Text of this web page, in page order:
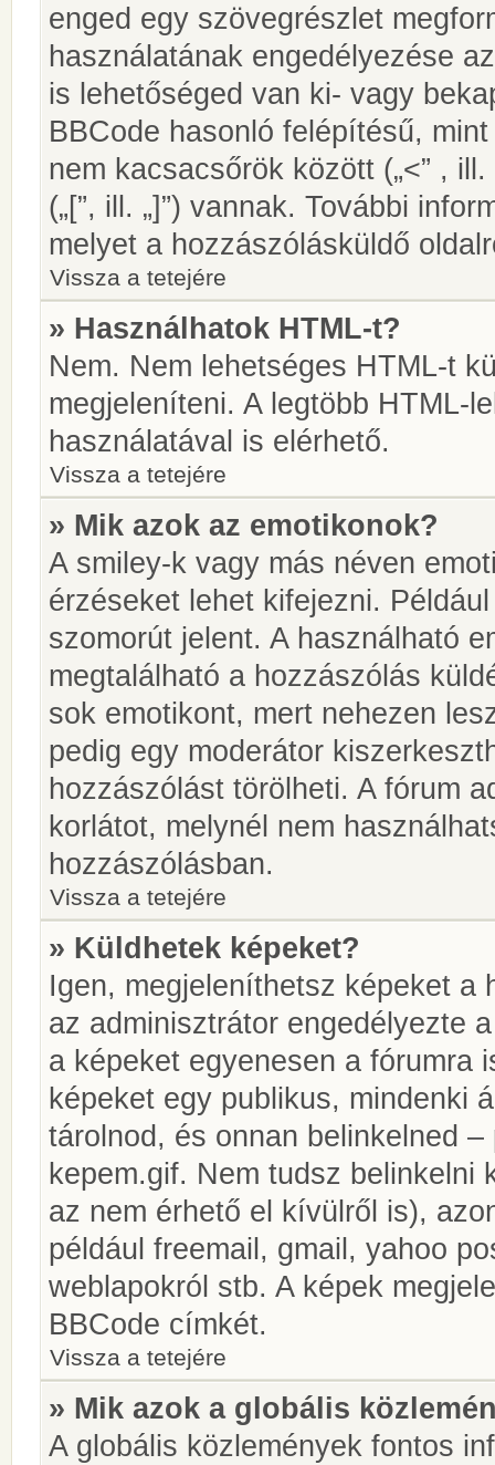
enged egy szövegrészlet
használatának engedélyezése
is lehetőséged van ki- vagy
BBCode hasonló felépítésű,
nem kacsacsőrök között („<” ,
(„[”, ill. „]”) vannak. További
melyet a hozzászólásküldő
Vissza a tetejére
» Használhatok HTML-t?
Nem. Nem lehetséges HTML-t
megjeleníteni. A legtöbb HTML-
használatával is elérhető.
Vissza a tetejére
» Mik azok az emotikonok?
A smiley-k vagy más néven
érzéseket lehet kifejezni.
szomorút jelent. A használható
megtalálható a hozzászólás
sok emotikont, mert nehezen
pedig egy moderátor
hozzászólást törölheti. A fórum
korlátot, melynél nem
hozzászólásban.
Vissza a tetejére
» Küldhetek képeket?
Igen, megjeleníthetsz képeket a
az adminisztrátor engedélyezte
a képeket egyenesen a fórumra
képeket egy publikus, mindenki
tárolnod, és onnan belinkelned
kepem.gif. Nem tudsz belinkelni
az nem érhető el kívülről is),
például freemail, gmail, yahoo
weblapokról stb. A képek
BBCode címkét.
Vissza a tetejére
» Mik azok a globális
A globális közlemények fontos